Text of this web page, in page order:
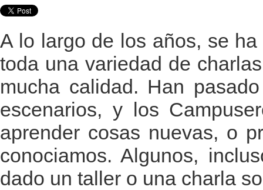
A lo largo de los años, se
toda una variedad de
mucha calidad. Han
escenarios, y los
aprender cosas nuevas, o
conociamos. Algunos,
dado un taller o una charla